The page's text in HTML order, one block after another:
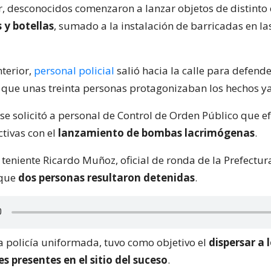
desconocidos comenzaron a lanzar objetos de distinto
y botellas, sumado a la instalación de barricadas en
personal policial salió hacia la calle para
unas treinta personas protagonizaban los hechos
solicitó a personal de Control de Orden Público que
con el lanzamiento de bombas lacrimógenas.
Ricardo Muñoz, oficial de ronda de la
dos personas resultaron detenidas.
policía uniformada, tuvo como objetivo el dispersar a
presentes en el sitio del suceso.